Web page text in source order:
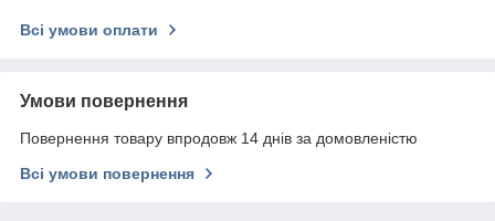
Всі умови оплати
Умови повернення
Повернення товару впродовж 14 днів за домовленістю
Всі умови повернення